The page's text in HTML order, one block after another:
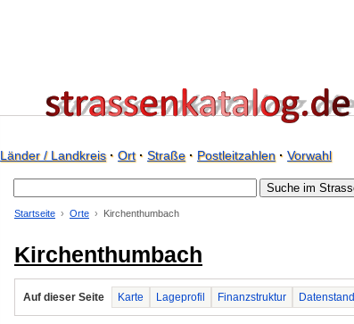
Länder / Landkreis· Ort· Straße· Postleitzahlen· Vorwahl
Startseite Orte Kirchenthumbach
Kirchenthumbach
Auf dieser Seite Karte Lageprofil Finanzstruktur Datenstand